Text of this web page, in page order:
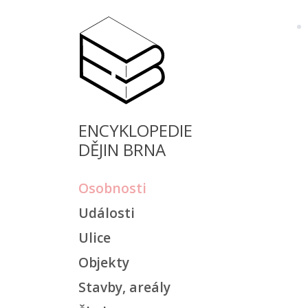
ENCYKLOPEDIE
DĚJIN BRNA
Osobnosti
Události
Ulice
Objekty
Stavby, areály